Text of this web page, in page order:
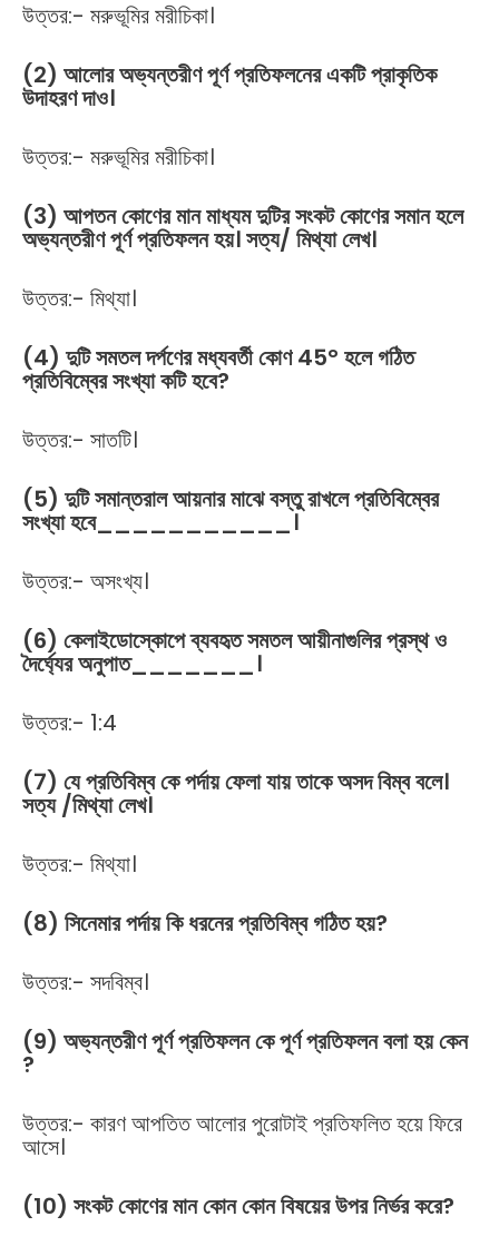
উত্তর:- মরুভূমির মরীচিকা।
(2) আলোর অভ্যন্তরীণ পূর্ণ প্রতিফলনের একটি প্রাকৃতিক
উদাহরণ দাও।
উত্তর:- মরুভূমির মরীচিকা।
(3) আপতন কোণের মান মাধ্যম দুটির সংকট কোণের সমান হলে
অভ্যন্তরীণ পূর্ণ প্রতিফলন হয়। সত্য/ মিথ্যা লেখ।
উত্তর:- মিথ্যা।
(4) দুটি সমতল দর্পণের মধ্যবর্তী কোণ 45° হলে গঠিত
প্রতিবিম্বের সংখ্যা কটি হবে?
উত্তর:- সাতটি।
(5) দুটি সমান্তরাল আয়নার মাঝে বস্তু রাখলে প্রতিবিম্বের
সংখ্যা হবে___________।
উত্তর:- অসংখ্য।
(6) কেলাইডোস্কোপে ব্যবহৃত সমতল আয়ীনাগুলির প্রস্থ ও
দৈর্ঘ্যের অনুপাত_______।
উত্তর:- 1:4
(7) যে প্রতিবিম্ব কে পর্দায় ফেলা যায় তাকে অসদ বিম্ব বলে।
সত্য /মিথ্যা লেখ।
উত্তর:- মিথ্যা।
(8) সিনেমার পর্দায় কি ধরনের প্রতিবিম্ব গঠিত হয়?
উত্তর:- সদবিম্ব।
(9) অভ্যন্তরীণ পূর্ণ প্রতিফলন কে পূর্ণ প্রতিফলন বলা হয় কেন
?
উত্তর:- কারণ আপতিত আলোর পুরোটাই প্রতিফলিত হয়ে ফিরে
আসে।
(10) সংকট কোণের মান কোন কোন বিষয়ের উপর নির্ভর করে?